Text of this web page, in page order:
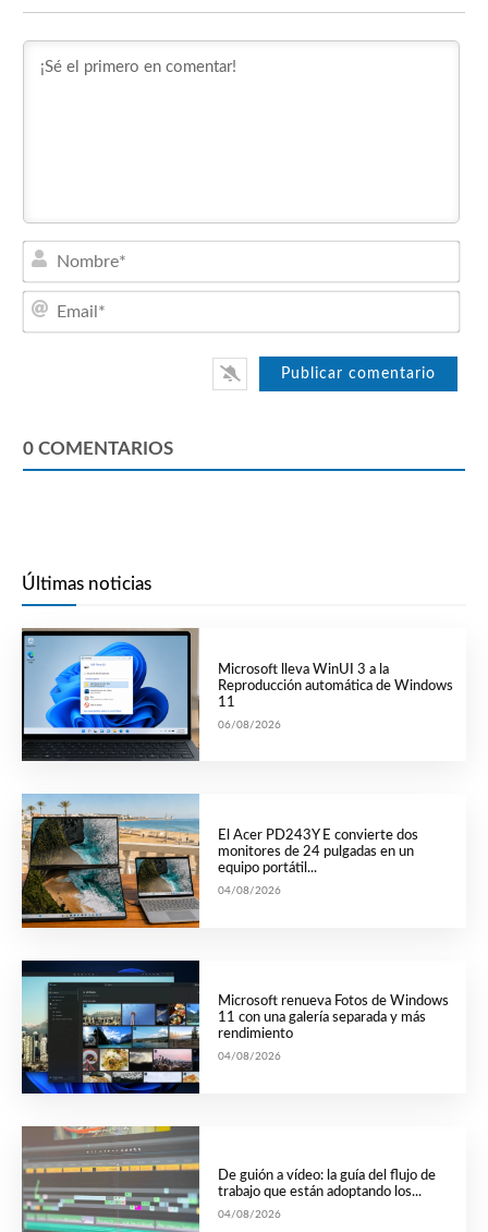
0 COMENTARIOS
Últimas noticias
Microsoft lleva WinUI 3 a la
Reproducción automática de Windows
11
06/08/2026
El Acer PD243Y E convierte dos
monitores de 24 pulgadas en un
equipo portátil...
04/08/2026
Microsoft renueva Fotos de Windows
11 con una galería separada y más
rendimiento
04/08/2026
De guión a vídeo: la guía del flujo de
trabajo que están adoptando los...
04/08/2026